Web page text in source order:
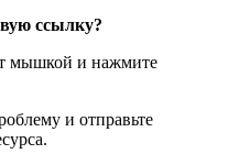
ссылку?
мышкой и нажмите
и отправьте